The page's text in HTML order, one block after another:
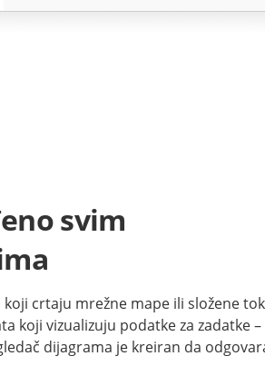
svim
koji crtaju mrežne mape ili složene
koji vizualizuju podatke za zadatke –
dijagrama je kreiran da